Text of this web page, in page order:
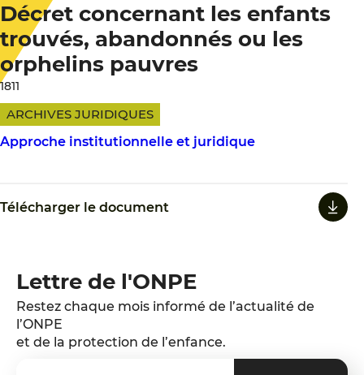
Décret concernant les enfants
trouvés, abandonnés ou les
orphelins pauvres
1811
ARCHIVES JURIDIQUES
Approche institutionnelle et juridique
Télécharger le document
Lettre de l'ONPE
Restez chaque mois informé de l’actualité de
l’ONPE
et de la protection de l’enfance.